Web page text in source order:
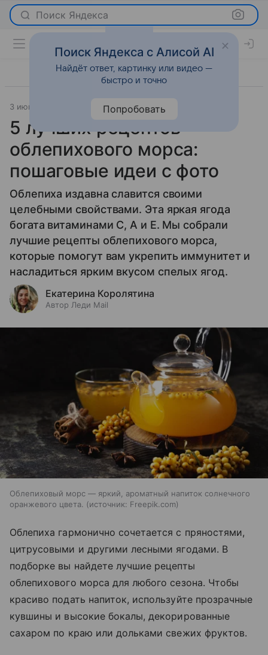
Поиск Яндекса
3 июня 2026 Рецепты
5 лучших рецептов
облепихового морса:
пошаговые идеи с фото
Облепиха издавна славится своими
целебными свойствами. Эта яркая ягода
богата витаминами С, А и Е. Мы собрали
лучшие рецепты облепихового морса,
которые помогут вам укрепить иммунитет и
насладиться ярким вкусом спелых ягод.
Екатерина Королятина
Автор Леди Mail
Облепиховый морс — яркий, ароматный напиток солнечного
оранжевого цвета.
источник: Freepik.com
Облепиха гармонично сочетается с пряностями,
цитрусовыми и другими лесными ягодами. В
подборке вы найдете лучшие рецепты
облепихового морса для любого сезона. Чтобы
красиво подать напиток, используйте прозрачные
кувшины и высокие бокалы, декорированные
сахаром по краю или дольками свежих фруктов.
Поиск Яндекса с Алисой AI
Найдёт ответ, картинку или видео —
быстро и точно
Попробовать